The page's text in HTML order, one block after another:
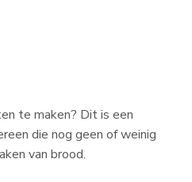
te maken? Dit is een
die nog geen of weinig
van brood.